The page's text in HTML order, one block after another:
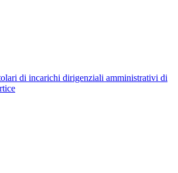
di incarichi dirigenziali amministrativi di